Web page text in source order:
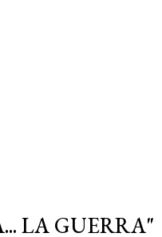
LA GUERRA"